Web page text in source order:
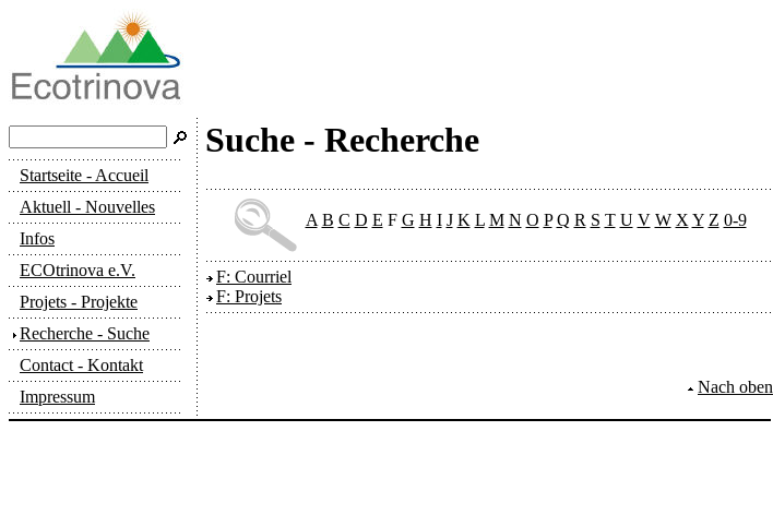
Startseite - Accueil
Aktuell - Nouvelles
Infos
ECOtrinova e.V.
Projets - Projekte
Recherche - Suche
Contact - Kontakt
Impressum
Suche - Recherche
A B C D E F G H I J K L M N O P Q R S T U V W X Y Z 0-9
F: Courriel
F: Projets
Nach oben